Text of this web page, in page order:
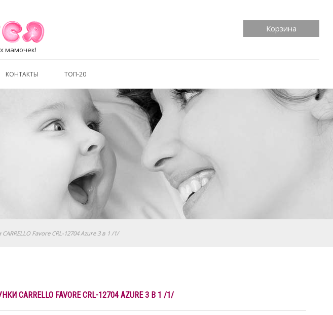
мамочек!
Корзина
КОНТАКТЫ ТОП-20
Favore CRL-12704 Azure 3 в 1 /1/
CARRELLO FAVORE CRL-12704 AZURE 3 В 1 /1/